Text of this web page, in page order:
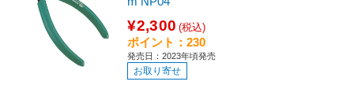
¥2,300 (税込)
ポイント：230
発売日：2023年頃発売
お取り寄せ